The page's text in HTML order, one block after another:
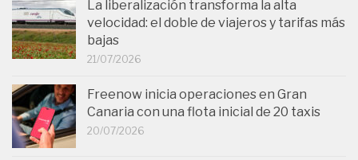
La liberalización transforma la alta
velocidad: el doble de viajeros y tarifas más
bajas
21/07/2026
Freenow inicia operaciones en Gran
Canaria con una flota inicial de 20 taxis
20/07/2026